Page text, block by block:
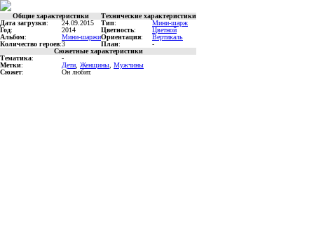
Общие характеристики
Технические характеристики
Дата загрузки: 24.09.2015 Тип:
Мини-шарж
Год: 2014 Цветность:
Цветной
Альбом: Мини-шаржиОриентация:
Вертикаль
Количество героев:3 План:
-
Сюжетные характеристики
Тематика:
-
Метки: Дети Женщины Мужчины
Сюжет: Он любит.